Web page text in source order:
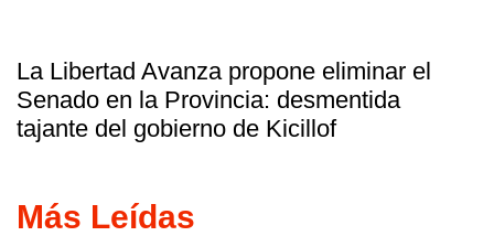
La Libertad Avanza propone eliminar el
Senado en la Provincia: desmentida
tajante del gobierno de Kicillof
Más Leídas